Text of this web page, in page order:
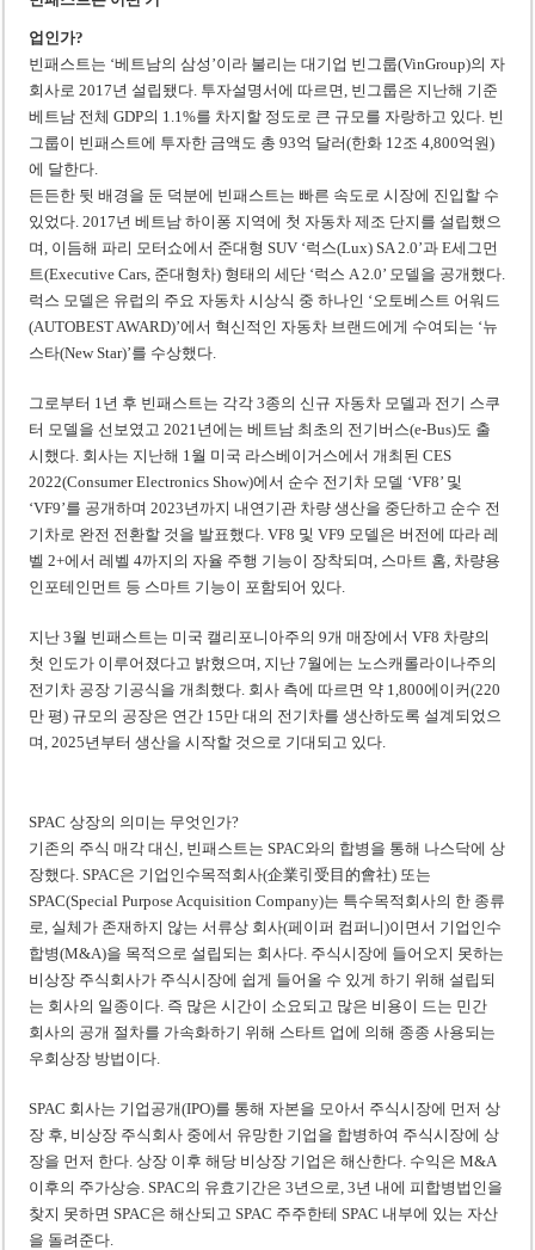
업인가?
빈패스트는 ‘베트남의 삼성’이라 불리는 대기업 빈그룹(VinGroup)의 자
회사로 2017년 설립됐다. 투자설명서에 따르면, 빈그룹은 지난해 기준
베트남 전체 GDP의 1.1%를 차지할 정도로 큰 규모를 자랑하고 있다. 빈
그룹이 빈패스트에 투자한 금액도 총 93억 달러(한화 12조 4,800억원)
에 달한다.
든든한 뒷 배경을 둔 덕분에 빈패스트는 빠른 속도로 시장에 진입할 수
있었다. 2017년 베트남 하이퐁 지역에 첫 자동차 제조 단지를 설립했으
며, 이듬해 파리 모터쇼에서 준대형 SUV ‘럭스(Lux) SA 2.0’과 E세그먼
트(Executive Cars, 준대형차) 형태의 세단 ‘럭스 A 2.0’ 모델을 공개했다.
럭스 모델은 유럽의 주요 자동차 시상식 중 하나인 ‘오토베스트 어워드
(AUTOBEST AWARD)’에서 혁신적인 자동차 브랜드에게 수여되는 ‘뉴
스타(New Star)’를 수상했다.
그로부터 1년 후 빈패스트는 각각 3종의 신규 자동차 모델과 전기 스쿠
터 모델을 선보였고 2021년에는 베트남 최초의 전기버스(e-Bus)도 출
시했다. 회사는 지난해 1월 미국 라스베이거스에서 개최된 CES
2022(Consumer Electronics Show)에서 순수 전기차 모델 ‘VF8’ 및
‘VF9’를 공개하며 2023년까지 내연기관 차량 생산을 중단하고 순수 전
기차로 완전 전환할 것을 발표했다. VF8 및 VF9 모델은 버전에 따라 레
벨 2+에서 레벨 4까지의 자율 주행 기능이 장착되며, 스마트 홈, 차량용
인포테인먼트 등 스마트 기능이 포함되어 있다.
지난 3월 빈패스트는 미국 캘리포니아주의 9개 매장에서 VF8 차량의
첫 인도가 이루어졌다고 밝혔으며, 지난 7월에는 노스캐롤라이나주의
전기차 공장 기공식을 개최했다. 회사 측에 따르면 약 1,800에이커(220
만 평) 규모의 공장은 연간 15만 대의 전기차를 생산하도록 설계되었으
며, 2025년부터 생산을 시작할 것으로 기대되고 있다.
SPAC 상장의 의미는 무엇인가?
기존의 주식 매각 대신, 빈패스트는 SPAC와의 합병을 통해 나스닥에 상
장했다. SPAC은 기업인수목적회사(企業引受目的會社) 또는
SPAC(Special Purpose Acquisition Company)는 특수목적회사의 한 종류
로, 실체가 존재하지 않는 서류상 회사(페이퍼 컴퍼니)이면서 기업인수
합병(M&A)을 목적으로 설립되는 회사다. 주식시장에 들어오지 못하는
비상장 주식회사가 주식시장에 쉽게 들어올 수 있게 하기 위해 설립되
는 회사의 일종이다. 즉 많은 시간이 소요되고 많은 비용이 드는 민간
회사의 공개 절차를 가속화하기 위해 스타트 업에 의해 종종 사용되는
우회상장 방법이다.
SPAC 회사는 기업공개(IPO)를 통해 자본을 모아서 주식시장에 먼저 상
장 후, 비상장 주식회사 중에서 유망한 기업을 합병하여 주식시장에 상
장을 먼저 한다. 상장 이후 해당 비상장 기업은 해산한다. 수익은 M&A
이후의 주가상승. SPAC의 유효기간은 3년으로, 3년 내에 피합병법인을
찾지 못하면 SPAC은 해산되고 SPAC 주주한테 SPAC 내부에 있는 자산
을 돌려준다.